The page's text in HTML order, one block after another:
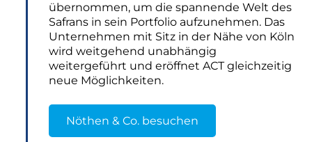
übernommen, um die spannende Welt des
Safrans in sein Portfolio aufzunehmen. Das
Unternehmen mit Sitz in der Nähe von Köln
wird weitgehend unabhängig
weitergeführt und eröffnet ACT gleichzeitig
neue Möglichkeiten.
Nöthen & Co. besuchen